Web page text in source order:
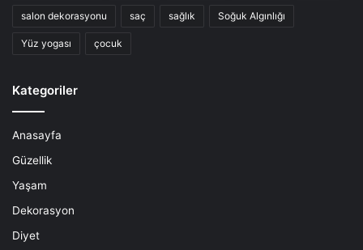
salon dekorasyonu saç sağlık Soğuk Algınlığı
Yüz yogası çocuk
Kategoriler
Anasayfa
Güzellik
Yaşam
Dekorasyon
Diyet